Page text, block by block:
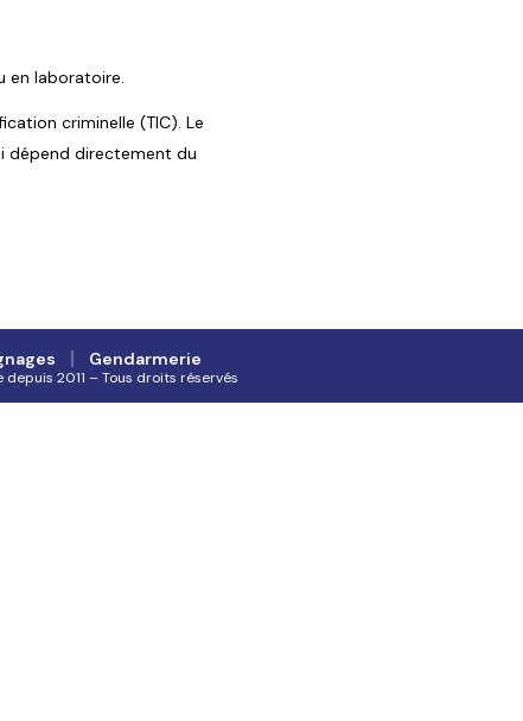
en laboratoire.
criminelle (TIC). Le
dépend directement du
Gendarmerie
2011 – Tous droits réservés